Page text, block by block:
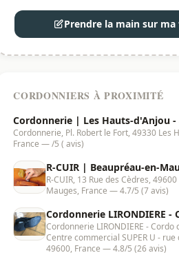
Prendre la main sur ma
CORDONNIERS À PROXIMITÉ
Cordonnerie | Les Hauts-d'Anjou -
Cordonnerie, Pl. Robert le Fort, 49330 Les
France — /5 ( avis)
R-CUIR | Beaupréau-en-
R-CUIR, 13 Rue des Cèdres,
Mauges, France — 4.7/5 (7 avis)
Cordonnerie LIRONDIERE -
cadeaux | Beaupréau-en-
Cordonnerie LIRONDIERE - Cordo
Centre commercial SUPER U -
49600, France — 4.8/5 (26 avis)